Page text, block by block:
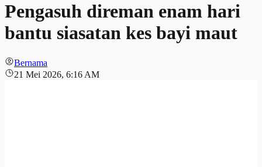
Pengasuh direman enam hari
bantu siasatan kes bayi maut
Bernama
21 Mei 2026, 6:16 AM